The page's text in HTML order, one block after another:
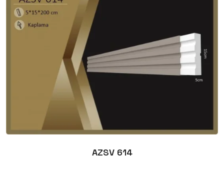
AZSV 614